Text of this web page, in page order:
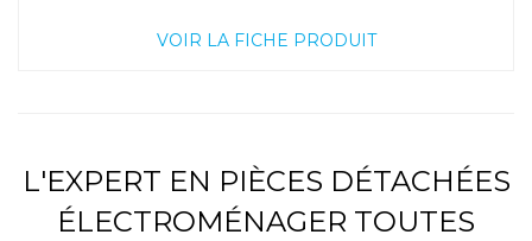
VOIR LA FICHE PRODUIT
L'EXPERT EN PIÈCES DÉTACHÉES
ÉLECTROMÉNAGER TOUTES